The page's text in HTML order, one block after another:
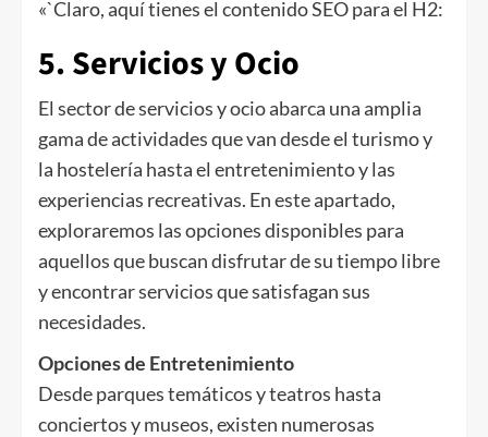
«`Claro, aquí tienes el contenido SEO para el H2:
5. Servicios y Ocio
El sector de servicios y ocio abarca una amplia
gama de actividades que van desde el turismo y
la hostelería hasta el entretenimiento y las
experiencias recreativas. En este apartado,
exploraremos las opciones disponibles para
aquellos que buscan disfrutar de su tiempo libre
y encontrar servicios que satisfagan sus
necesidades.
Opciones de Entretenimiento
Desde parques temáticos y teatros hasta
conciertos y museos, existen numerosas